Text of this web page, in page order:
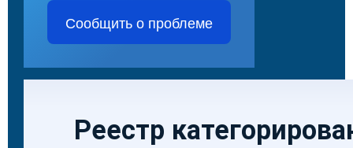
Сообщить о проблеме